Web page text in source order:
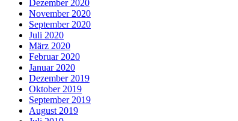
Dezember 2020
November 2020
September 2020
Juli 2020
März 2020
Februar 2020
Januar 2020
Dezember 2019
Oktober 2019
September 2019
August 2019